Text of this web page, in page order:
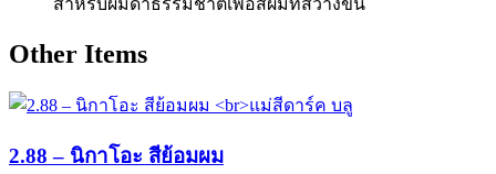
สำหรับผมดำธรรมชาติเพื่อสีผมที่สว่างขึ้น
Other Items
2.88 – นิกาโอะ สีย้อมผม